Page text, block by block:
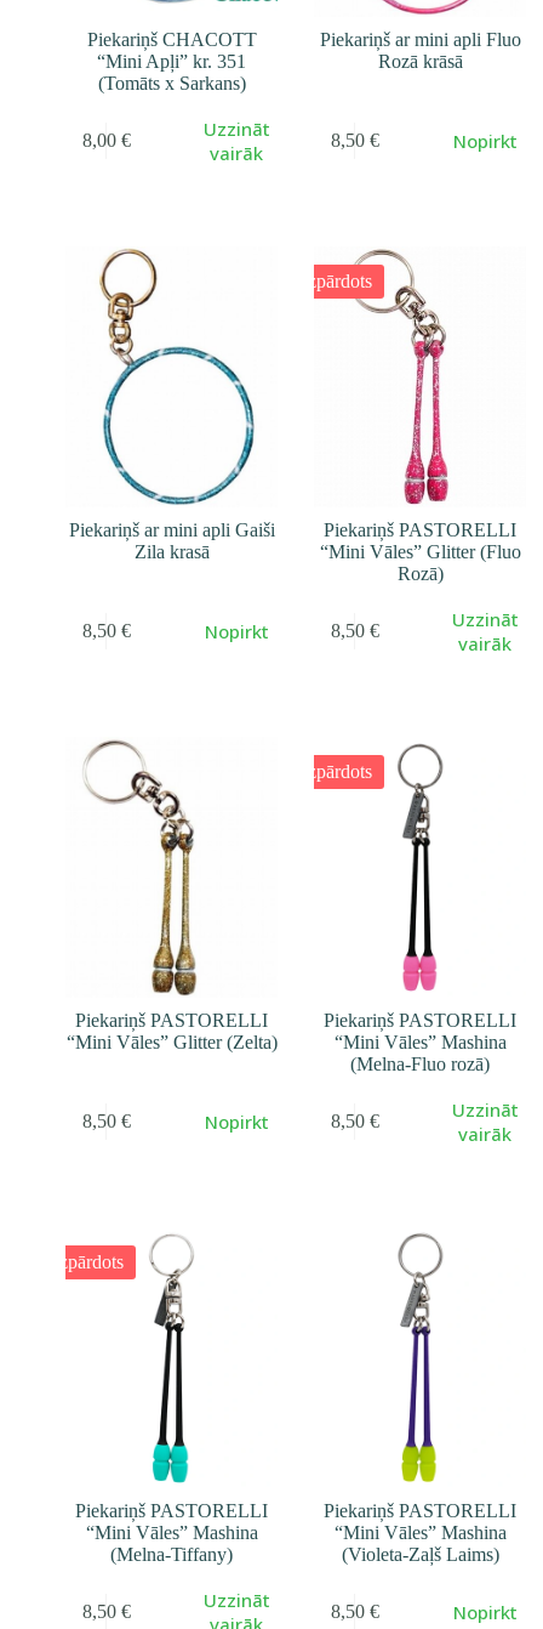
Piekariņš CHACOTT
“Mini Apļi” kr. 351
(Tomāts x Sarkans)
8,00 €
Uzzināt
vairāk
Piekariņš ar mini apli Fluo
Rozā krāsā
8,50 € Nopirkt
Piekariņš ar mini apli Gaiši
Zila krasā
8,50 € Nopirkt
Izpārdots
Piekariņš PASTORELLI
“Mini Vāles” Glitter (Fluo
Rozā)
8,50 €
Uzzināt
vairāk
Piekariņš PASTORELLI
“Mini Vāles” Glitter (Zelta)
8,50 € Nopirkt
Izpārdots
Piekariņš PASTORELLI
“Mini Vāles” Mashina
(Melna-Fluo rozā)
8,50 €
Uzzināt
vairāk
Izpārdots
Piekariņš PASTORELLI
“Mini Vāles” Mashina
(Melna-Tiffany)
8,50 €
Uzzināt
vairāk
Piekariņš PASTORELLI
“Mini Vāles” Mashina
(Violeta-Zaļš Laims)
8,50 € Nopirkt